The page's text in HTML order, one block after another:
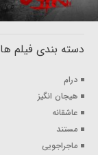
دسته بندی فیلم ها
درام
هیجان انگیز
عاشقانه
مستند
ماجراجویی